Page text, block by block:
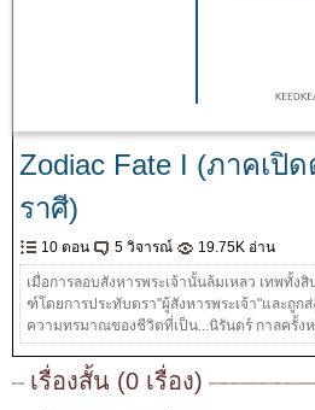
Zodiac Fate I (ภาคเปิ
ราศี)
10 ตอน 5 วิจารณ์ 19.75K อ่าน
เมื่อการลอบสังหารพระเจ้านั้นล้มเหลว เทพทั้ง
ฑ์โดยการประทับตรา"ผู้สังหารพระเจ้า"และถูก
ความทรมาณของชีวิตที่เป็น...นิรันดร์ กาลครั้ง
เรื่องสั้น (0 เรื่อง)